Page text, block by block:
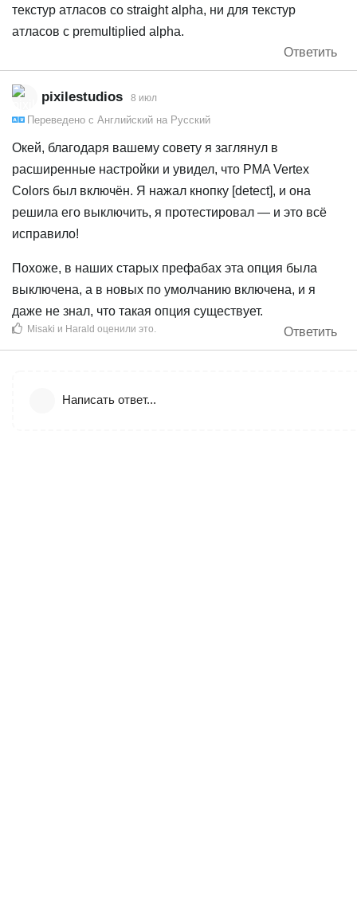
текстур атласов со straight alpha, ни для текстур
атласов с premultiplied alpha.
Ответить
pixilestudios 8 июл
Переведено с Английский на Русский
Окей, благодаря вашему совету я заглянул в
расширенные настройки и увидел, что PMA Vertex
Colors был включён. Я нажал кнопку [detect], и она
решила его выключить, я протестировал — и это всё
исправило!
Похоже, в наших старых префабах эта опция была
выключена, а в новых по умолчанию включена, и я
даже не знал, что такая опция существует.
Ответить
Misaki и Harald оценили это.
Написать ответ...